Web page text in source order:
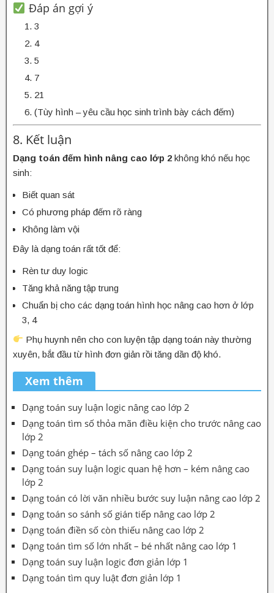
Đáp án gợi ý
3
4
5
7
21
(Tùy hình – yêu cầu học sinh trình bày cách đếm)
8. Kết luận
Dạng toán đếm hình nâng cao lớp 2 không khó nếu học
sinh:
Biết quan sát
Có phương pháp đếm rõ ràng
Không làm vội
Đây là dạng toán rất tốt để:
Rèn tư duy logic
Tăng khả năng tập trung
Chuẩn bị cho các dạng toán hình học nâng cao hơn ở lớp
3, 4
Phụ huynh nên cho con luyện tập dạng toán này thường
xuyên, bắt đầu từ hình đơn giản rồi tăng dần độ khó.
Xem thêm
Dạng toán suy luận logic nâng cao lớp 2
Dạng toán tìm số thỏa mãn điều kiện cho trước nâng cao
lớp 2
Dạng toán ghép – tách số nâng cao lớp 2
Dạng toán suy luận logic quan hệ hơn – kém nâng cao
lớp 2
Dạng toán có lời văn nhiều bước suy luận nâng cao lớp 2
Dạng toán so sánh số gián tiếp nâng cao lớp 2
Dạng toán điền số còn thiếu nâng cao lớp 2
Dạng toán tìm số lớn nhất – bé nhất nâng cao lớp 1
Dạng toán suy luận logic đơn giản lớp 1
Dạng toán tìm quy luật đơn giản lớp 1